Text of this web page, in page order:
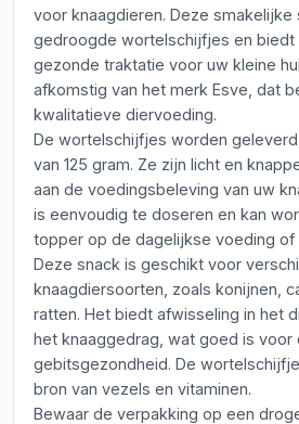
voor knaagdieren. Deze smakelijke
gedroogde wortelschijfjes en biedt
gezonde traktatie voor uw kleine
afkomstig van het merk Esve, dat
kwalitatieve diervoeding.
De wortelschijfjes worden
van 125 gram. Ze zijn licht en
aan de voedingsbeleving van uw
is eenvoudig te doseren en kan
topper op de dagelijkse voeding of
Deze snack is geschikt voor
knaagdiersoorten, zoals konijnen,
ratten. Het biedt afwisseling in het
het knaaggedrag, wat goed is voor
gebitsgezondheid. De
bron van vezels en vitaminen.
Bewaar de verpakking op een